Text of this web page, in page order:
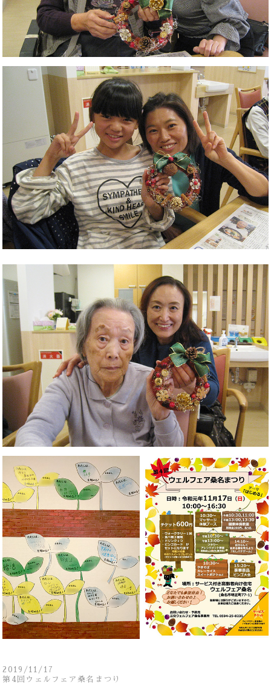
2019/11/17
第4回ウェルフェア桑名まつり